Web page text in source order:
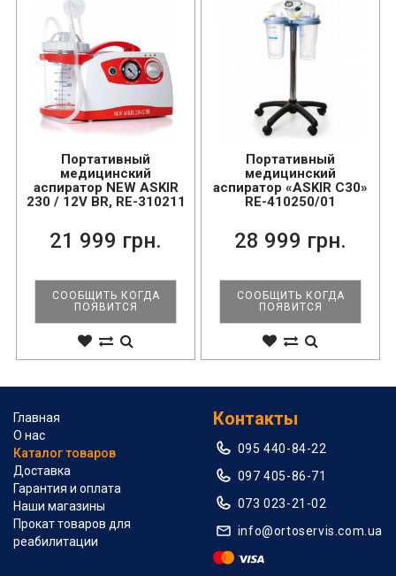
Портативный
медицинский
аспиратор NEW ASKIR
230 / 12V BR, RE-310211
21 999 грн.
СООБЩИТЬ КОГДА
ПОЯВИТСЯ
Портативный
медицинский
аспиратор «ASKIR С30»
RE-410250/01
28 999 грн.
СООБЩИТЬ КОГДА
ПОЯВИТСЯ
Главная
О нас
Каталог товаров
Доставка
Гарантия и оплата
Наши магазины
Прокат товаров для
реабилитации
Контакты
095 440-84-22
097 405-86-71
073 023-21-02
info@ortoservis.com.ua